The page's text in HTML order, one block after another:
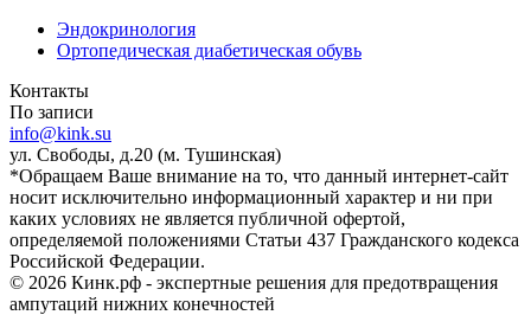
Эндокринология
Ортопедическая диабетическая обувь
Контакты
По записи
info@kink.su
ул. Свободы, д.20 (м. Тушинская)
*Обращаем Ваше внимание на то, что данный интернет-сайт
носит исключительно информационный характер и ни при
каких условиях не является публичной офертой,
определяемой положениями Статьи 437 Гражданского кодекса
Российской Федерации.
© 2026 Кинк.рф - экспертные решения для предотвращения
ампутаций нижних конечностей